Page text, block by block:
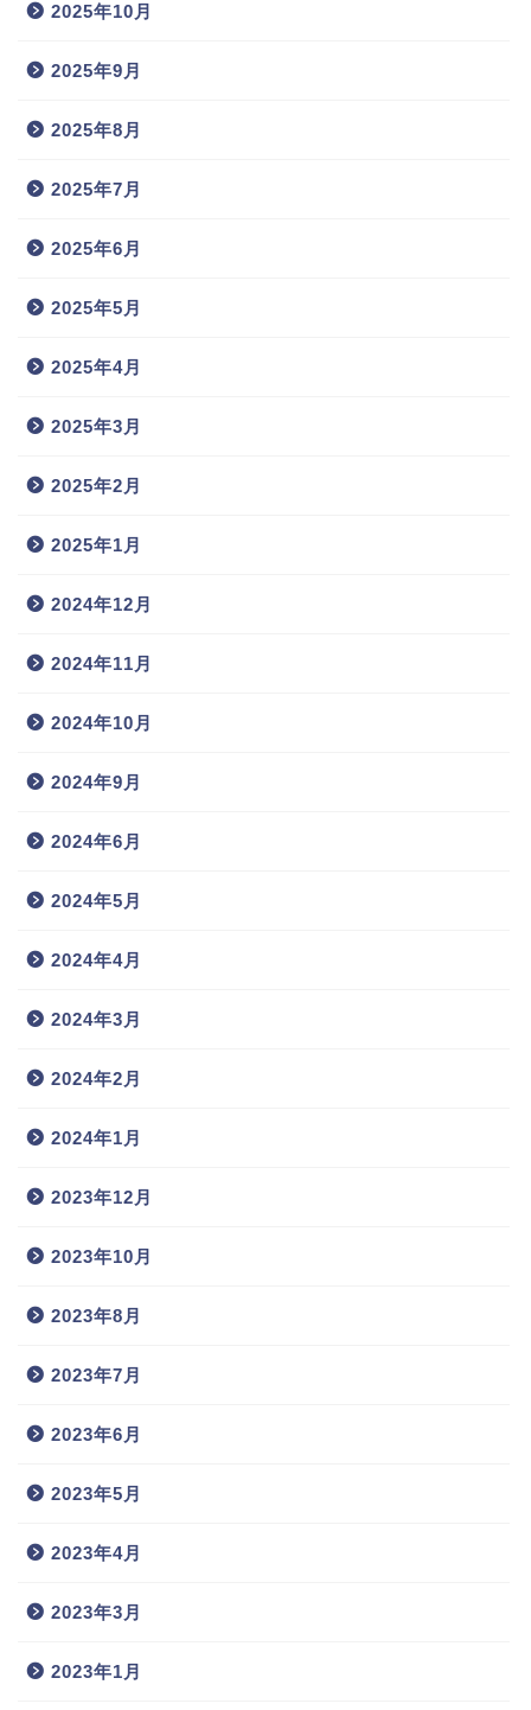
2025年10月
2025年9月
2025年8月
2025年7月
2025年6月
2025年5月
2025年4月
2025年3月
2025年2月
2025年1月
2024年12月
2024年11月
2024年10月
2024年9月
2024年6月
2024年5月
2024年4月
2024年3月
2024年2月
2024年1月
2023年12月
2023年10月
2023年8月
2023年7月
2023年6月
2023年5月
2023年4月
2023年3月
2023年1月